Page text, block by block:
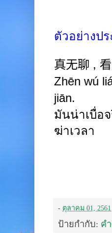
ตัวอย่างป
真无聊 ,
Zhēn wú
jiān.
มันน่าเบื่อ
ฆ่าเวลา
- ตุลาคม 01, 2561
ป้ายกำกับ: ค